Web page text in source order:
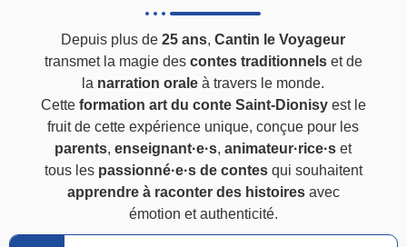
Depuis plus de25 ans,Cantin le Voyageur
transmet la magie des contes traditionnelset de
la narration orale à travers le monde.
Cette formation art du conte Saint-Dionisyest le
fruit de cette expérience unique, conçue pour les
parents,enseignant·e·s,animateur·rice·s et
tous les passionné·e·s de contesqui souhaitent
apprendre à raconter des histoiresavec
émotion et authenticité.